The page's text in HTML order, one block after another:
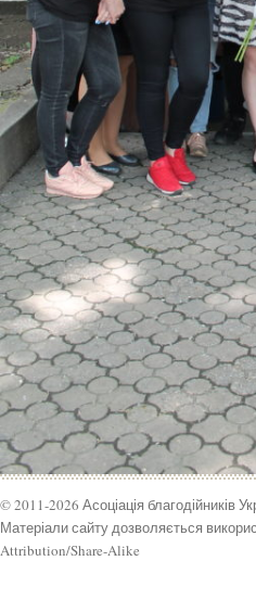
© 2011-2026 Асоціація благодійників
Матеріали сайту дозволяється
Attribution/Share-Alike